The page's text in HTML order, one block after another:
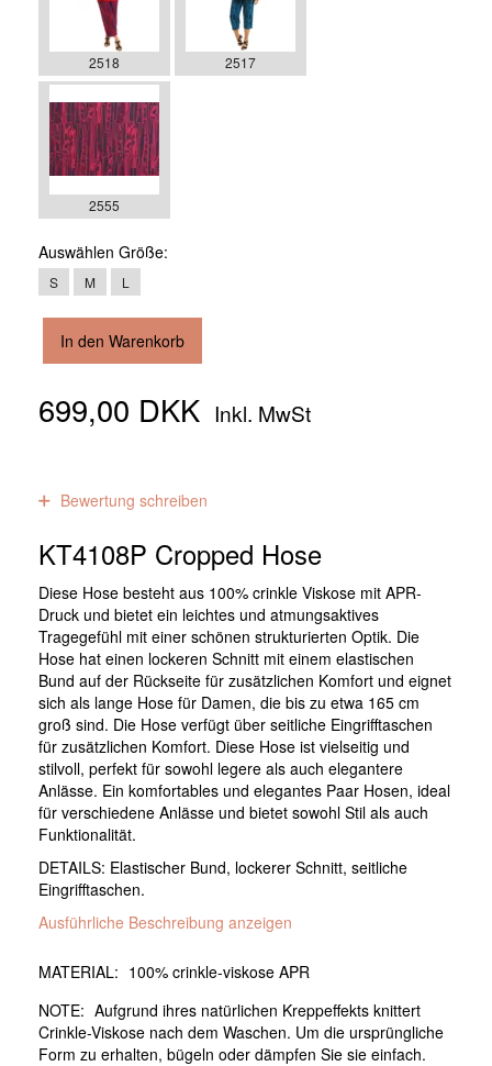
2518 2517
2555
Auswählen Größe:
S M L
In den Warenkorb
699,00 DKK Inkl. MwSt
Bewertung schreiben
KT4108P Cropped Hose
Diese Hose besteht aus 100% crinkle Viskose mit APR-
Druck und bietet ein leichtes und atmungsaktives
Tragegefühl mit einer schönen strukturierten Optik. Die
Hose hat einen lockeren Schnitt mit einem elastischen
Bund auf der Rückseite für zusätzlichen Komfort und eignet
sich als lange Hose für Damen, die bis zu etwa 165 cm
groß sind. Die Hose verfügt über seitliche Eingrifftaschen
für zusätzlichen Komfort. Diese Hose ist vielseitig und
stilvoll, perfekt für sowohl legere als auch elegantere
Anlässe. Ein komfortables und elegantes Paar Hosen, ideal
für verschiedene Anlässe und bietet sowohl Stil als auch
Funktionalität.
DETAILS: Elastischer Bund, lockerer Schnitt, seitliche
Eingrifftaschen.
Ausführliche Beschreibung anzeigen
MATERIAL: 100% crinkle-viskose APR
NOTE: Aufgrund ihres natürlichen Kreppeffekts knittert
Crinkle-Viskose nach dem Waschen. Um die ursprüngliche
Form zu erhalten, bügeln oder dämpfen Sie sie einfach.